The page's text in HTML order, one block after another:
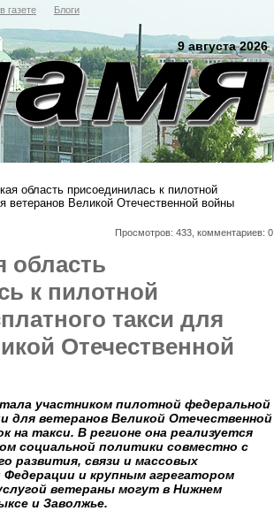
газете Блоги
9 августа 2026
область присоединилась к пилотной
ветеранов Великой Отечественной войны
Просмотров: 433, комментариев: 0
область
к пилотной
такси для
Отечественной
участником пилотной федеральной
для ветеранов Великой Отечественной
на такси. В регионе она реализуется
социальной политики совместно с
развития, связи и массовых
Федерации и крупным агрегатором
ветераны могут в Нижнем
и Заволжье.